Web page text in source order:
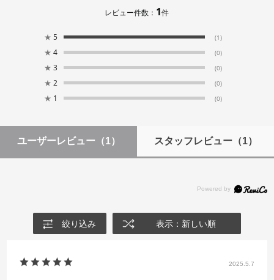
レビュー件数： 1件
★ 5 (1)
★ 4 (0)
★ 3 (0)
★ 2 (0)
★ 1 (0)
ユーザーレビュー （1） スタッフレビュー（1）
絞り込み 表示：新しい順
2025.5.7